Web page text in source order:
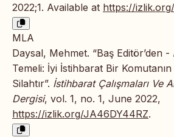
2022;1. Available at https://
MLA
Daysal, Mehmet. “Baş Editör’den
Temeli: İyi İstihbarat Bir
Silahtır”. İstihbarat Çalışmaları Ve
Dergisi, vol. 1, no. 1, June 2022,
https://izlik.org/JA46DY44RZ.